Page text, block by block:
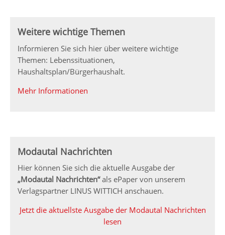
Weitere wichtige Themen
Informieren Sie sich hier über weitere wichtige
Themen: Lebenssituationen,
Haushaltsplan/Bürgerhaushalt.
Mehr Informationen
Modautal Nachrichten
Hier können Sie sich die aktuelle Ausgabe der
„Modautal Nachrichten“als ePaper von unserem
Verlagspartner LINUS WITTICH anschauen.
Jetzt die aktuellste Ausgabe der Modautal Nachrichten
lesen